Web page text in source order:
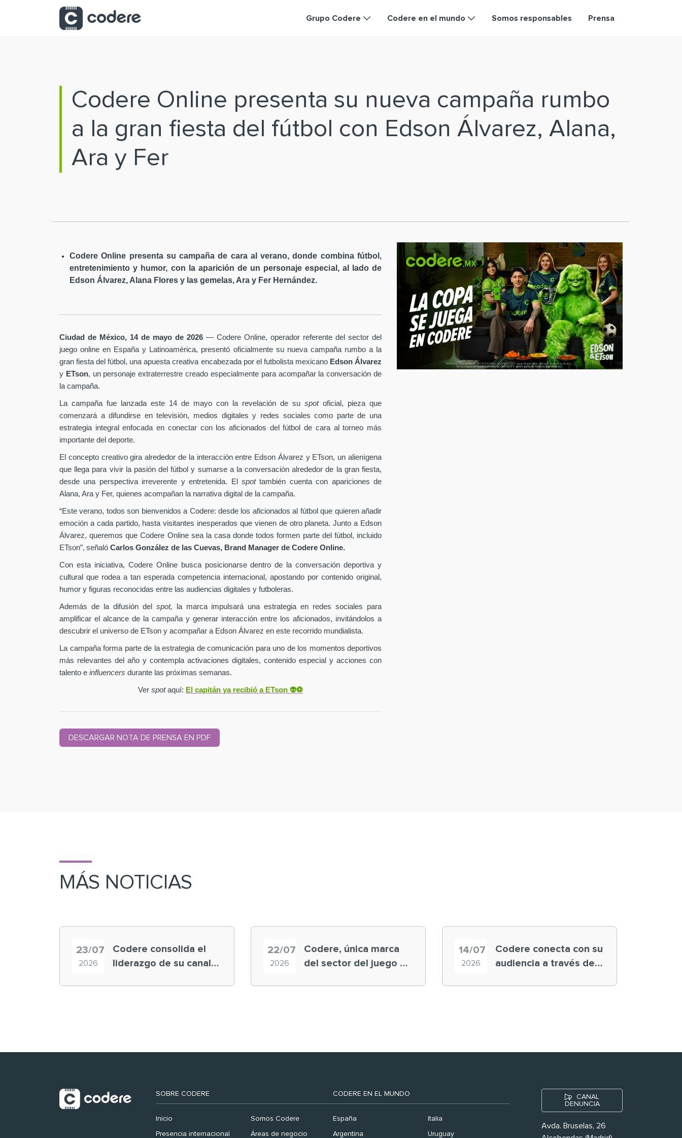
Saltar al contenido principal
Grupo Codere Codere en el mundo Somos responsables Prensa
Codere Online presenta su nueva campaña rumbo
a la gran fiesta del fútbol con Edson Álvarez, Alana,
Ara y Fer
Codere Online presenta su campaña de cara al verano, donde combina fútbol,
entretenimiento y humor, con la aparición de un personaje especial, al lado de
Edson Álvarez, Alana Flores y las gemelas, Ara y Fer Hernández.
Ciudad de México, 14 de mayo de 2026 — Codere Online, operador referente del sector del
juego online en España y Latinoamérica, presentó oficialmente su nueva campaña rumbo a la
gran fiesta del fútbol, una apuesta creativa encabezada por el futbolista mexicano Edson Álvarez
y ETson, un personaje extraterrestre creado especialmente para acompañar la conversación de
la campaña.
La campaña fue lanzada este 14 de mayo con la revelación de su spot oficial, pieza que
comenzará a difundirse en televisión, medios digitales y redes sociales como parte de una
estrategia integral enfocada en conectar con los aficionados del fútbol de cara al torneo más
importante del deporte.
El concepto creativo gira alrededor de la interacción entre Edson Álvarez y ETson, un alienígena
que llega para vivir la pasión del fútbol y sumarse a la conversación alrededor de la gran fiesta,
desde una perspectiva irreverente y entretenida. El spottambién cuenta con apariciones de
Alana, Ara y Fer, quienes acompañan la narrativa digital de la campaña.
“Este verano, todos son bienvenidos a Codere: desde los aficionados al fútbol que quieren añadir
emoción a cada partido, hasta visitantes inesperados que vienen de otro planeta. Junto a Edson
Álvarez, queremos que Codere Online sea la casa donde todos formen parte del fútbol, incluido
ETson”, señaló Carlos González de las Cuevas, Brand Manager de Codere Online.
Con esta iniciativa, Codere Online busca posicionarse dentro de la conversación deportiva y
cultural que rodea a tan esperada competencia internacional, apostando por contenido original,
humor y figuras reconocidas entre las audiencias digitales y futboleras.
Además de la difusión del spot,
la marca impulsará una estrategia en redes sociales para
amplificar el alcance de la campaña y generar interacción entre los aficionados, invitándolos a
descubrir el universo de ETson y acompañar a Edson Álvarez en este recorrido mundialista.
La campaña forma parte de la estrategia de comunicación para uno de los momentos deportivos
más relevantes del año y contempla activaciones digitales, contenido especial y acciones con
talento e influencers durante las próximas semanas.
Ver spotaquí: El capitán ya recibió a ETson 👽⚽️
DESCARGAR NOTA DE PRENSA EN PDF
MÁS NOTICIAS
23/07
2026
Codere consolida el
liderazgo de su canal
22/07
2026
Codere, única marca
del sector del juego en
14/07
2026
Codere conecta con su
audiencia a través de
SOBRE CODERE
Inicio Somos Codere
Presencia internacional Áreas de negocio
CODERE EN EL MUNDO
España Italia
Argentina Uruguay
CANAL
DENUNCIA
Avda. Bruselas, 26